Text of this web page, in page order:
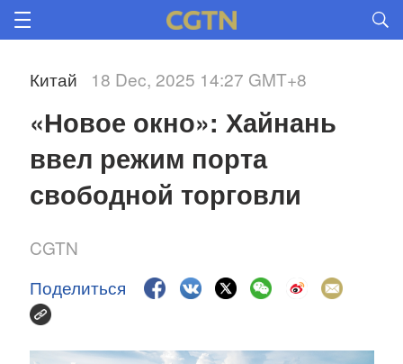
Китай 18 Dec, 2025 14:27 GMT+8
«Новое окно»: Хайнань
ввел режим порта
свободной торговли
CGTN
Поделиться